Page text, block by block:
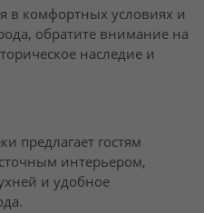
в комфортных условиях и
обратите внимание на
наследие и
предлагает гостям
интерьером,
и удобное